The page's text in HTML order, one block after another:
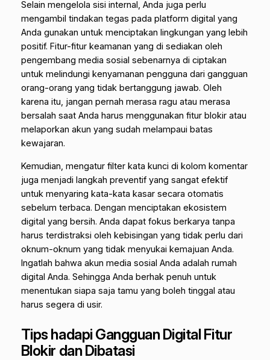
Selain mengelola sisi internal, Anda juga perlu
mengambil tindakan tegas pada platform digital yang
Anda gunakan untuk menciptakan lingkungan yang lebih
positif. Fitur-fitur keamanan yang di sediakan oleh
pengembang media sosial sebenarnya di ciptakan
untuk melindungi kenyamanan pengguna dari gangguan
orang-orang yang tidak bertanggung jawab. Oleh
karena itu, jangan pernah merasa ragu atau merasa
bersalah saat Anda harus menggunakan fitur blokir atau
melaporkan akun yang sudah melampaui batas
kewajaran.
Kemudian, mengatur filter kata kunci di kolom komentar
juga menjadi langkah preventif yang sangat efektif
untuk menyaring kata-kata kasar secara otomatis
sebelum terbaca. Dengan menciptakan ekosistem
digital yang bersih. Anda dapat fokus berkarya tanpa
harus terdistraksi oleh kebisingan yang tidak perlu dari
oknum-oknum yang tidak menyukai kemajuan Anda.
Ingatlah bahwa akun media sosial Anda adalah rumah
digital Anda. Sehingga Anda berhak penuh untuk
menentukan siapa saja tamu yang boleh tinggal atau
harus segera di usir.
Tips hadapi Gangguan Digital Fitur
Blokir dan Dibatasi